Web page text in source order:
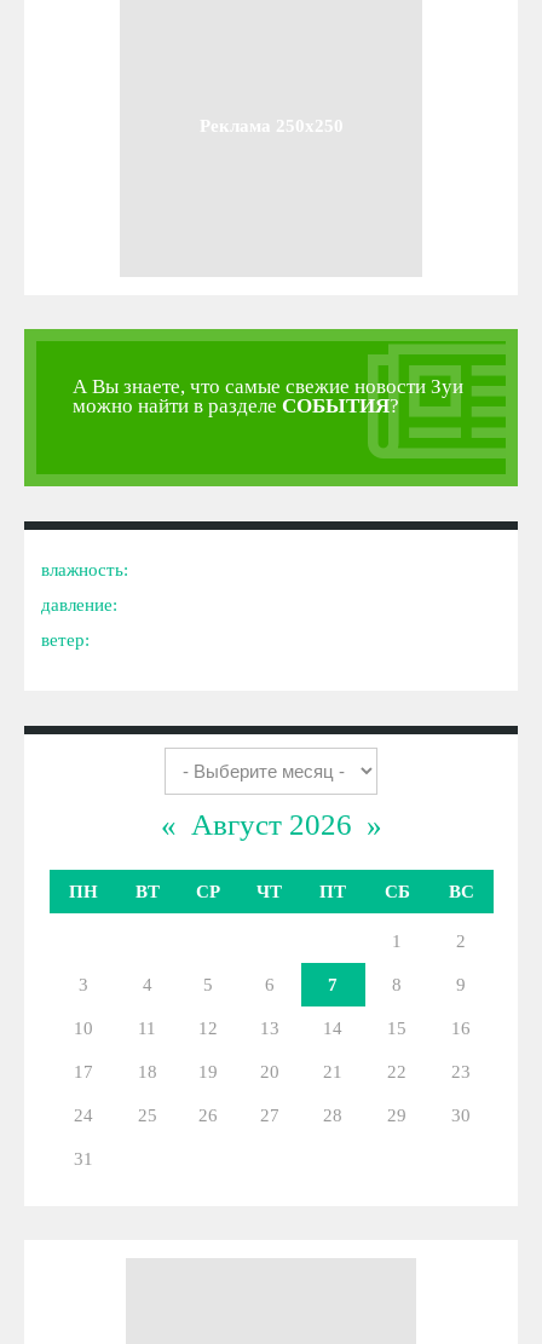
Реклама 250x250
А Вы знаете, что самые свежие новости Зуи
можно найти в разделе СОБЫТИЯ?
влажность:
давление:
ветер:
« Август 2026 »
ПН ВТ СР ЧТ ПТ СБ ВС
1 2
3 4 5 6 7 8 9
10 11 12 13 14 15 16
17 18 19 20 21 22 23
24 25 26 27 28 29 30
31